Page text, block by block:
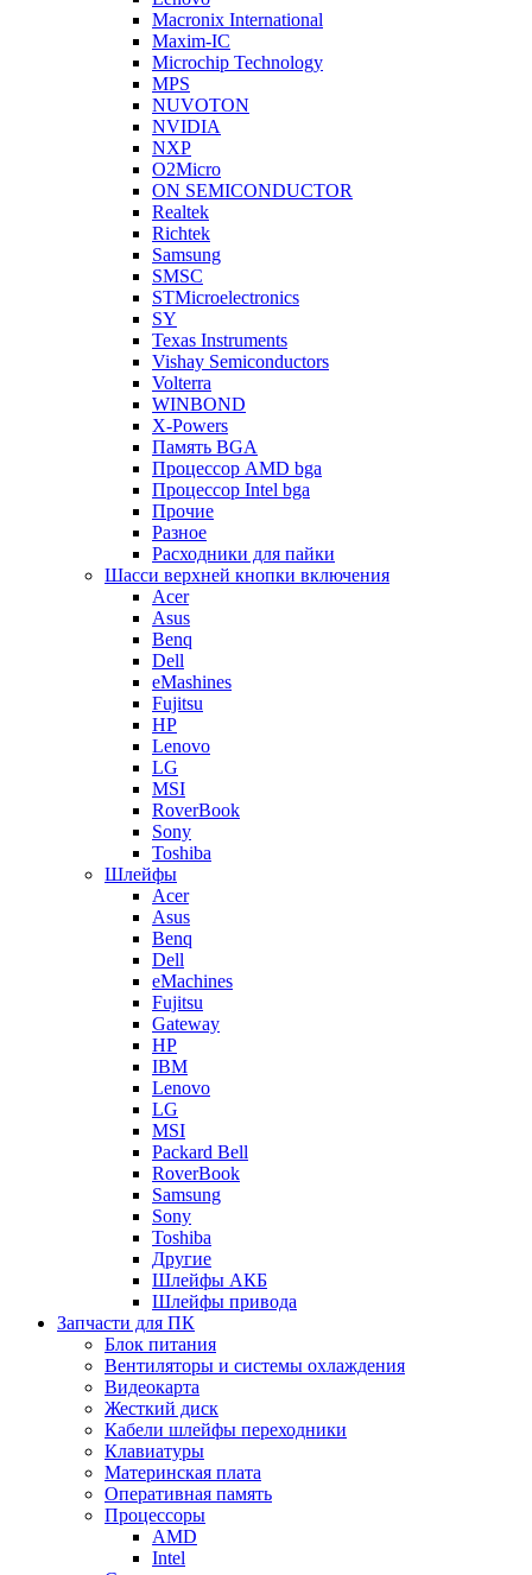
Macronix International
Maxim-IC
Microchip Technology
MPS
NUVOTON
NVIDIA
NXP
O2Micro
ON SEMICONDUCTOR
Realtek
Richtek
Samsung
SMSC
STMicroelectronics
SY
Texas Instruments
Vishay Semiconductors
Volterra
WINBOND
X-Powers
Память BGA
Процессор AMD bga
Процессор Intel bga
Прочие
Разное
Расходники для пайки
Шасси верхней кнопки включения
Acer
Asus
Benq
Dell
eMashines
Fujitsu
HP
Lenovo
LG
MSI
RoverBook
Sony
Toshiba
Шлейфы
Acer
Asus
Benq
Dell
eMachines
Fujitsu
Gateway
HP
IBM
Lenovo
LG
MSI
Packard Bell
RoverBook
Samsung
Sony
Toshiba
Другие
Шлейфы АКБ
Шлейфы привода
Запчасти для ПК
Блок питания
Вентиляторы и системы охлаждения
Видеокарта
Жесткий диск
Кабели шлейфы переходники
Клавиатуры
Материнская плата
Оперативная память
Процессоры
AMD
Intel